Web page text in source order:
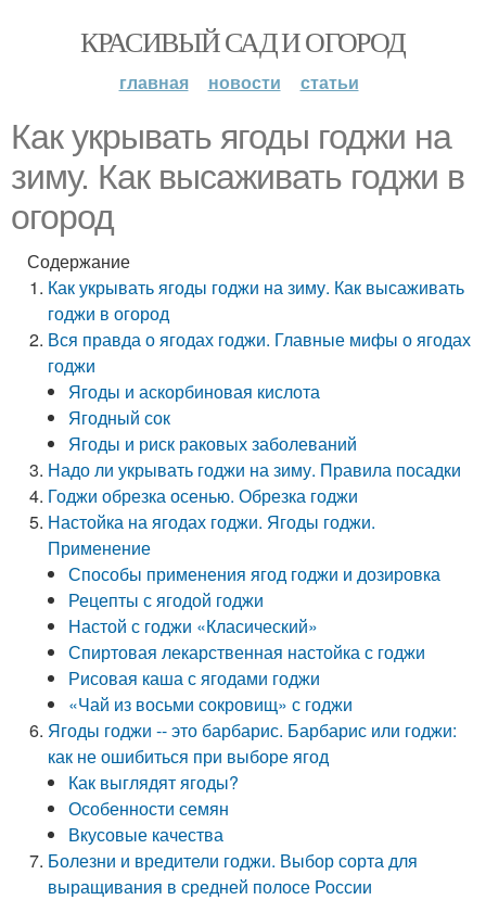
КРАСИВЫЙ САД И ОГОРОД
главная новости статьи
Как укрывать ягоды годжи на
зиму. Как высаживать годжи в
огород
Содержание
Как укрывать ягоды годжи на зиму. Как высаживать
годжи в огород
Вся правда о ягодах годжи. Главные мифы о ягодах
годжи
Ягоды и аскорбиновая кислота
Ягодный сок
Ягоды и риск раковых заболеваний
Надо ли укрывать годжи на зиму. Правила посадки
Годжи обрезка осенью. Обрезка годжи
Настойка на ягодах годжи. Ягоды годжи.
Применение
Способы применения ягод годжи и дозировка
Рецепты с ягодой годжи
Настой с годжи «Класический»
Спиртовая лекарственная настойка с годжи
Рисовая каша с ягодами годжи
«Чай из восьми сокровищ» с годжи
Ягоды годжи -- это барбарис. Барбарис или годжи:
как не ошибиться при выборе ягод
Как выглядят ягоды?
Особенности семян
Вкусовые качества
Болезни и вредители годжи. Выбор сорта для
выращивания в средней полосе России